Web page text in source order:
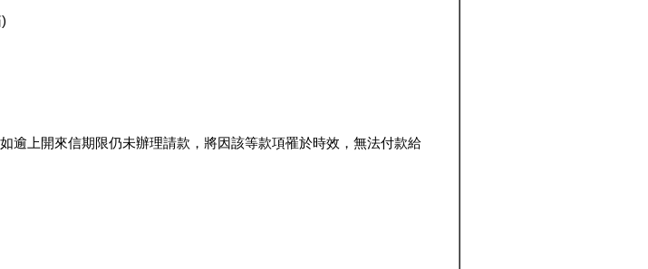
逾上開來信期限仍未辦理請款，將因該等款項罹於時效，無法付款給